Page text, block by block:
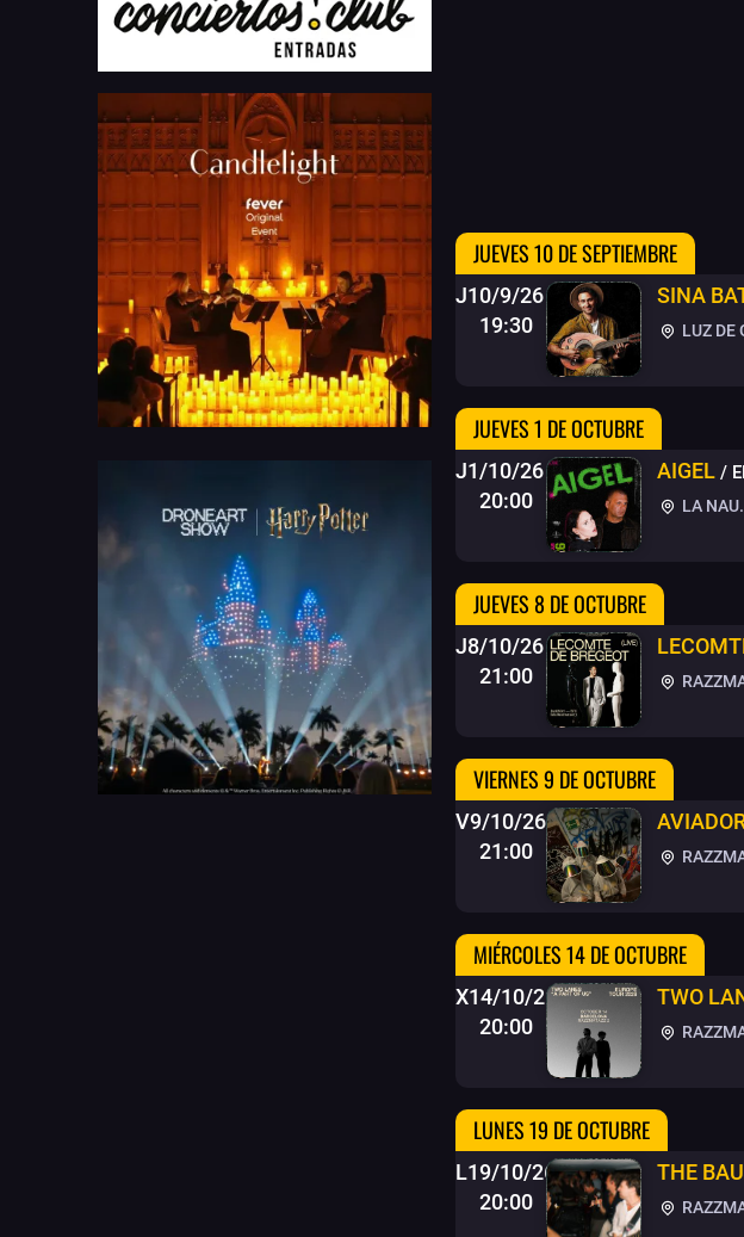
JUEVES 10 DE SEPTIEMBRE
J10/9/26
19:30
SINA
LUZ DE
JUEVES 1 DE OCTUBRE
J1/10/26
20:00
AIGEL /
LA
JUEVES 8 DE OCTUBRE
J8/10/26
21:00
VIERNES 9 DE OCTUBRE
V9/10/26
21:00
MIÉRCOLES 14 DE OCTUBRE
X14/10/26
20:00
TWO
LUNES 19 DE OCTUBRE
L19/10/26
20:00
THE